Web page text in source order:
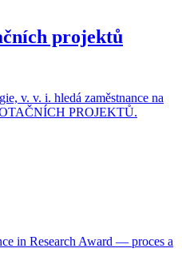
projektů
v. v. i. hledá zaměstnance na
PROJEKTŮ.
in Research Award — proces a